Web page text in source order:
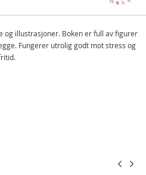
og illustrasjoner. Boken er full av figurer
Fungerer utrolig godt mot stress og